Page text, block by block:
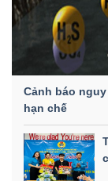
Cảnh báo
hạn chế